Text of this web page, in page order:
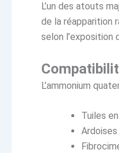
L’un des atouts
de la réapparition
selon l’exposition
L’ammonium
Tuiles